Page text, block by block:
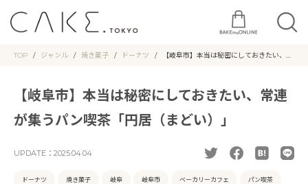
TOP ジャンル 焼き菓子 ドーナツ
【岐阜市】本当は秘密にしておきたい、常
【岐阜市】本当は秘密にしておきたい、常連
が集うパン喫茶「円居（まどい）」
UPDATE： 2025.04.04
ドーナツ 焼き菓子 岐阜 岐阜市 ベーカリーカフェ パン喫茶